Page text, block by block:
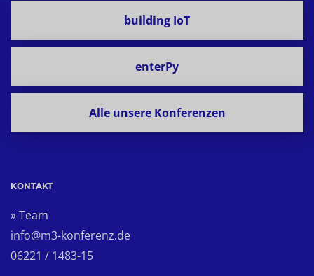
building IoT
enterPy
Alle unsere Konferenzen
KONTAKT
» Team
info@m3-konferenz.de
06221 / 1483-15